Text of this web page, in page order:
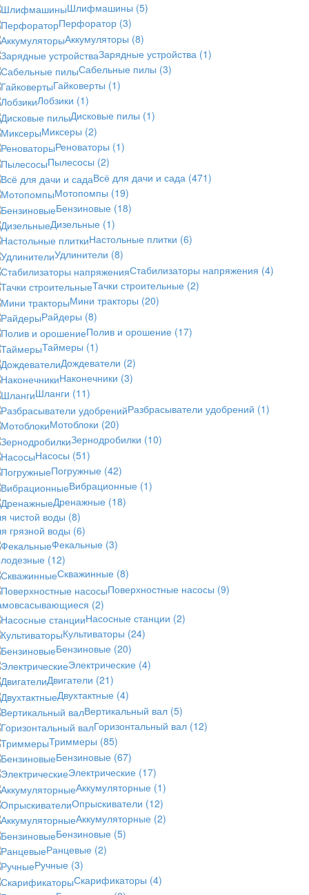
Шлифмашины (5)
Перфоратор (3)
Аккумуляторы (8)
Зарядные устройства (1)
Сабельные пилы (3)
Гайковерты (1)
Лобзики (1)
Дисковые пилы (1)
Миксеры (2)
Реноваторы (1)
Пылесосы (2)
Всё для дачи и сада (471)
Мотопомпы (19)
Бензиновые (18)
Дизельные (1)
Настольные плитки (6)
Удлинители (8)
Стабилизаторы напряжения (4)
Тачки строительные (2)
Мини тракторы (20)
Райдеры (8)
Полив и орошение (17)
Таймеры (1)
Дождеватели (2)
Наконечники (3)
Шланги (11)
Разбрасыватели удобрений (1)
Мотоблоки (20)
Зернодробилки (10)
Насосы (51)
Погружные (42)
Вибрационные (1)
Дренажные (18)
чистой воды (8)
грязной воды (6)
Фекальные (3)
(12)
Скважинные (8)
Поверхностные насосы (9)
(2)
Насосные станции (2)
Культиваторы (24)
Бензиновые (20)
Электрические (4)
Двигатели (21)
Двухтактные (4)
Вертикальный вал (5)
Горизонтальный вал (12)
Триммеры (85)
Бензиновые (67)
Электрические (17)
Аккумуляторные (1)
Опрыскиватели (12)
Аккумуляторные (2)
Бензиновые (5)
Ранцевые (2)
Ручные (3)
Скарификаторы (4)